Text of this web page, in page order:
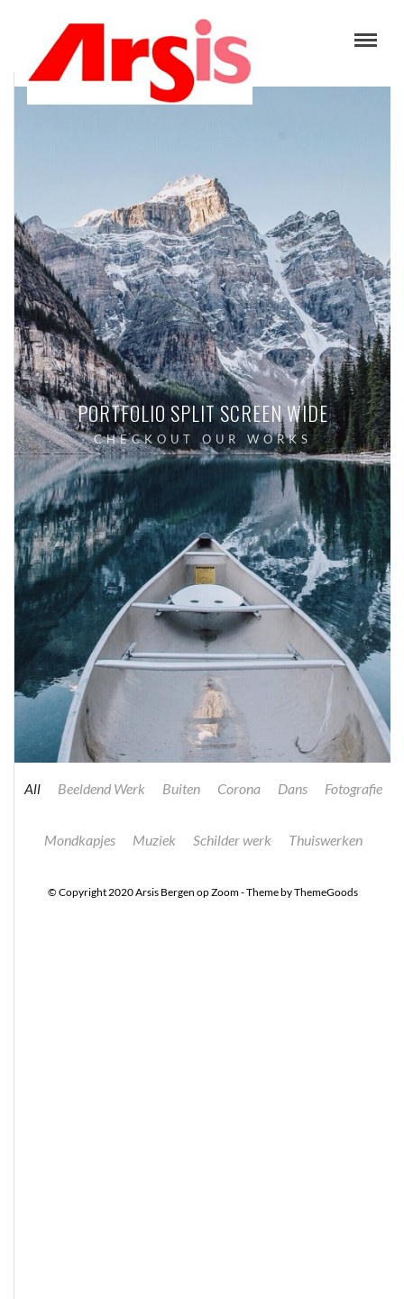
PORTFOLIO SPLIT SCREEN WIDE
CHECKOUT OUR WORKS
All Beeldend Werk Buiten Corona Dans Fotografie
Mondkapjes Muziek Schilder werk Thuiswerken
© Copyright 2020 Arsis Bergen op Zoom - Theme by ThemeGoods